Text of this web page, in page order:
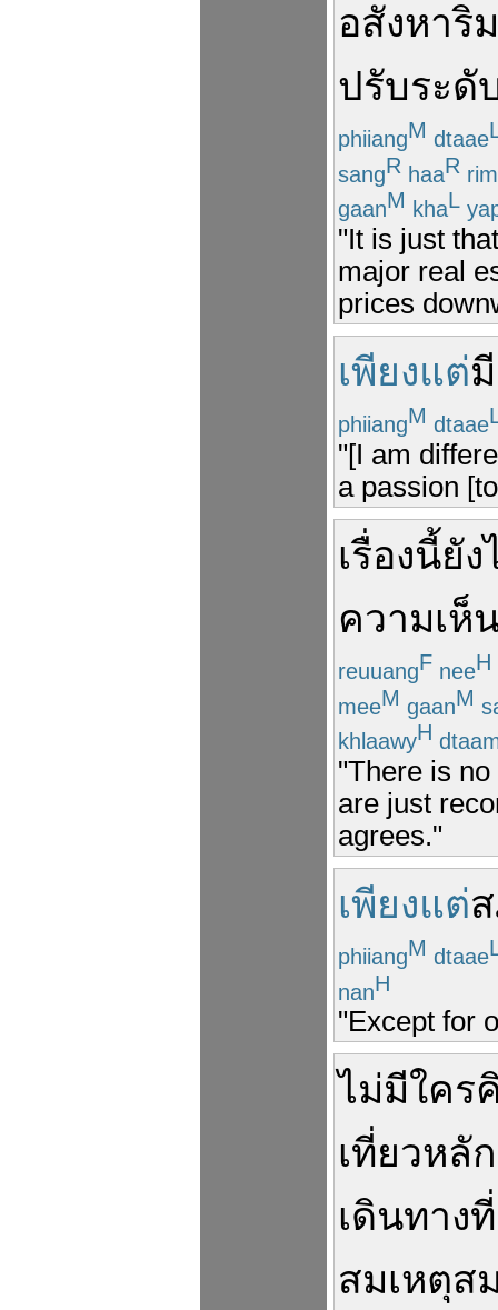
อสังหาริ
ปรับระดั
phiiangM dtaae
sangR haaR rim
gaanM khaL
"It is just
major real
prices
เพียงแต่มี
phiiangM dtaae
"[I am
a passion
เรื่องนี้ยัง
ความเห็
reuuangF neeH
meeM gaanM
khlaawyH
"There is
are just
agrees."
เพียงแต่
phiiangM dtaae
nanH
"Except for
ไม่มีใคร
เที่ยวหลัก
เดินทาง
สมเหตุส